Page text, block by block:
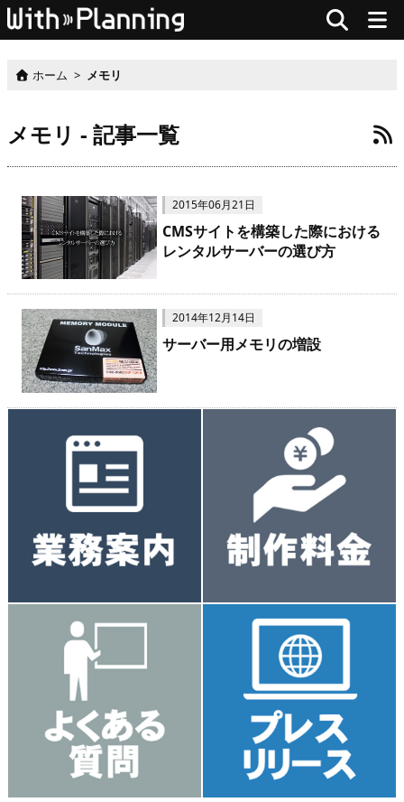
ホーム > メモリ
メモリ - 記事一覧
2015年06月21日
CMSサイトを構築した際における
レンタルサーバーの選び方
2014年12月14日
サーバー用メモリの増設